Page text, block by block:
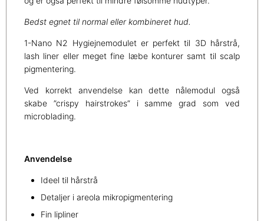
Bedst egnet til normal eller kombineret hud.
1-Nano N2 Hygiejnemodulet er perfekt til 3D hårstrå,
lash liner eller meget fine læbe konturer samt til scalp
pigmentering.
Ved korrekt anvendelse kan dette nålemodul også
skabe ”crispy hairstrokes” i samme grad som ved
microblading.
Anvendelse
Ideel til hårstrå
Detaljer i areola mikropigmentering
Fin lipliner